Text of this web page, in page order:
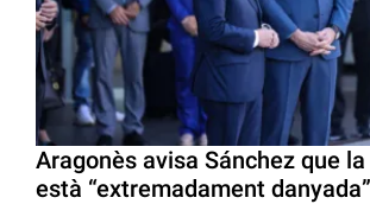
Aragonès avisa Sánchez que
està “extremadament danyada”